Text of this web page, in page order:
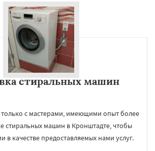
стиральных машин
с мастерами, имеющими опыт более
стиральных машин в Кронштадте, чтобы
в качестве предоставляемых нами услуг.